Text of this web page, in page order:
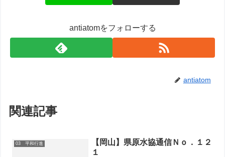
antiatomをフォローする
antiatom
関連記事
03 平和行進
【岡山】県原水協通信Ｎｏ．１２
１